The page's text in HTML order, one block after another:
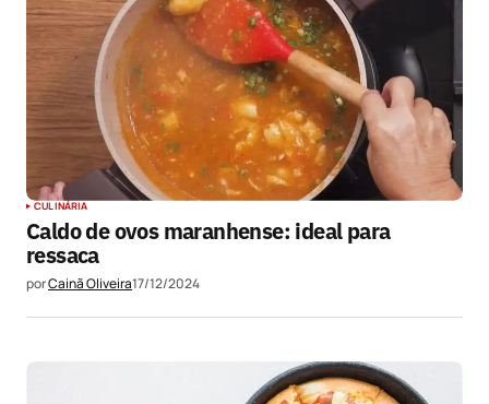
CULINÁRIA
Caldo de ovos maranhense: ideal para
ressaca
porCainã Oliveira17/12/2024